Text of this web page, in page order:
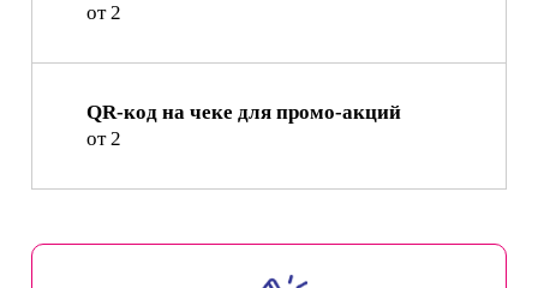
от 2
QR-код на чеке для промо-акций
от 2